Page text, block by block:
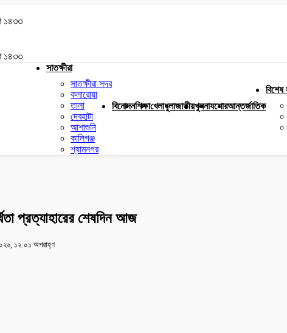
১৪৩৩
১৪৩৩
সাতক্ষীরা
সাতক্ষীরা সদর
কলারোয়া
তালা
দেবহাটা
আশাশুনি
কালিগঞ্জ
শ্যামনগর
বিনোদনশিক্ষাখেলাধুলাজাতীয়খুলনাযশোরআন্তর্জাতিক
বিশেষ
প্রত্যাহারের শেষদিন আজ
১২:০১ অপরাহ্ণ